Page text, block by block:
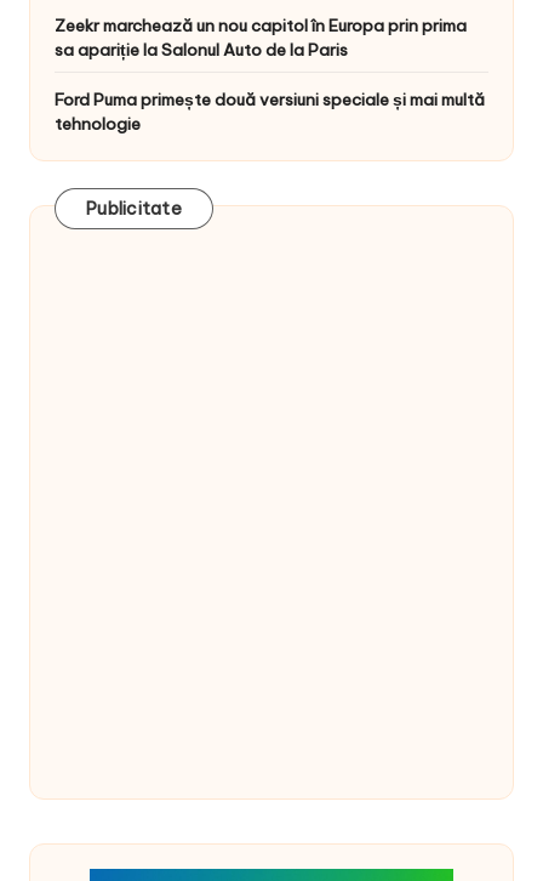
Zeekr marchează un nou capitol în Europa prin prima
sa apariție la Salonul Auto de la Paris
Ford Puma primește două versiuni speciale și mai multă
tehnologie
Publicitate